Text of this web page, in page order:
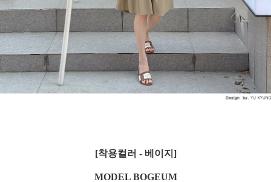
[착용컬러 - 베이지]
MODEL BOGEUM